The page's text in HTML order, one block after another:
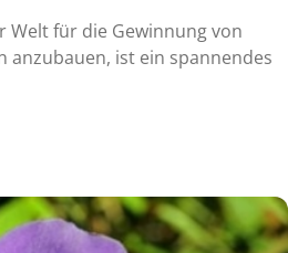
Welt für die Gewinnung von
anzubauen, ist ein spannendes